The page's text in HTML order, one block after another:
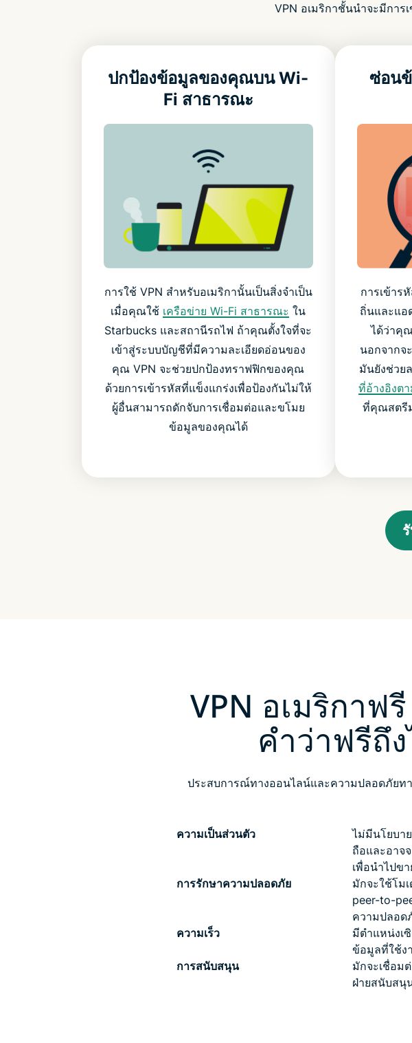
VPN อเมริกาชั้นนำจะมีกา
ปกป้องข้อมูลของคุณบน Wi-
Fi สาธารณะ
การใช้ VPN สำหรับอเมริกานั้นเป็นสิ่งจำเป็น
เมื่อคุณใช้ เครือข่าย Wi-Fi สาธารณะ ใน
Starbucks และสถานีรถไฟ ถ้าคุณตั้งใจที่จะ
เข้าสู่ระบบบัญชีที่มีความละเอียดอ่อนของ
คุณ VPN จะช่วยปกป้องทราฟฟิกของคุณ
ด้วยการเข้ารหัสที่แข็งแกร่งเพื่อป้องกันไม่ให้
ผู้อื่นสามารถดักจับการเชื่อมต่อและขโมย
ข้อมูลของคุณได้
ซ่อน
การเข้าร
ถิ่นและแอ
ได้ว่าคุ
นอกจากจ
มันยังช่วย
ที่อ้างอิงต
ที่คุณสตรี
VPN อเมริกาฟ
คำว่าฟรีถึ
ประสบการณ์ทางออนไลน์และความปลอดภัยท
ความเป็นส่วนตัว
ไม่มีนโยบา
ถือและอาจ
เพื่อนำไปขา
การรักษาความปลอดภัย
มักจะใช้โม
peer-to-
ความปลอด
ความเร็ว
มีตำแหน่งเ
ข้อมูลที่ใช้ง
การสนับสนุน
มักจะเชื่อม
ฝ่ายสนับสนุ